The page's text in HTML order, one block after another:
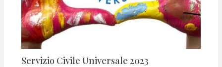
Servizio Civile Universale 2023